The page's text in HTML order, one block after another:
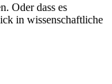
Oder dass es
in wissenschaftliche